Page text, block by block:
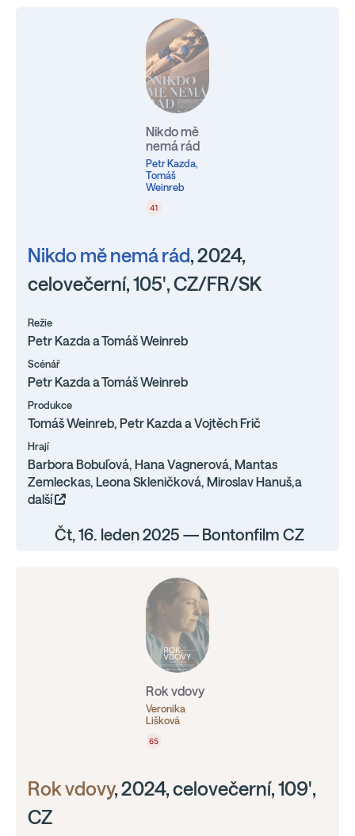
Nikdo mě
nemá rád
Petr Kazda,
Tomáš
Weinreb
41
Nikdo mě nemá rád, 2024,
celovečerní, 105', CZ/FR/SK
Režie
Petr Kazda a Tomáš Weinreb
Scénář
Petr Kazda a Tomáš Weinreb
Produkce
Tomáš Weinreb, Petr Kazda a Vojtěch Frič
Hrají
Barbora Bobuľová, Hana Vagnerová, Mantas
Zemleckas, Leona Skleničková, Miroslav Hanuš,a
další
Čt, 16. leden 2025 — Bontonfilm CZ
Rok vdovy
Veronika
Lišková
65
Rok vdovy, 2024, celovečerní, 109',
CZ